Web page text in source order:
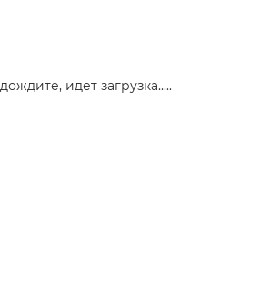
идет загрузка.....